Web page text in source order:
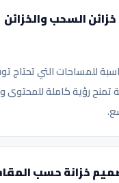
السحب والخزائن
للمساحات التي تحتاج
تمنح رؤية كاملة للمحتوى
خزانة حسب